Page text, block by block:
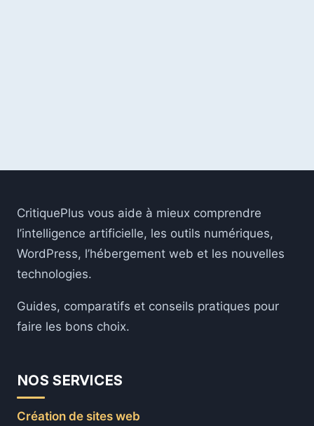
CritiquePlus vous aide à mieux comprendre
l’intelligence artificielle, les outils numériques,
WordPress, l’hébergement web et les nouvelles
technologies.
Guides, comparatifs et conseils pratiques pour
faire les bons choix.
NOS SERVICES
Création de sites web